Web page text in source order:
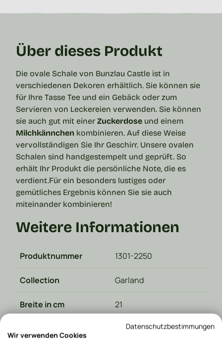
Über dieses Produkt
Die ovale Schale von Bunzlau Castle ist in
verschiedenen Dekoren erhältlich. Sie können sie
für Ihre Tasse Tee und ein Gebäck oder zum
Servieren von Leckereien verwenden. Sie können
sie auch gut mit einer Zuckerdose und einem
Milchkännchen kombinieren. Auf diese Weise
vervollständigen Sie Ihr Geschirr. Unsere ovalen
Schalen sind handgestempelt und geprüft. So
erhält Ihr Produkt die persönliche Note, die es
verdient.Für ein besonders lustiges oder
gemütliches Ergebnis können Sie sie auch
miteinander kombinieren!
Weitere Informationen
Produktnummer 1301-2250
Collection Garland
Breite in cm 21
Datenschutzbestimmungen
Wir verwenden Cookies